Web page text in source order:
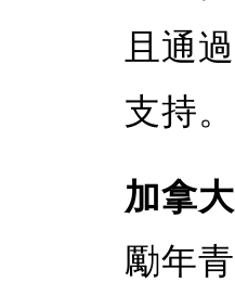
且通
支持。
加拿
勵年